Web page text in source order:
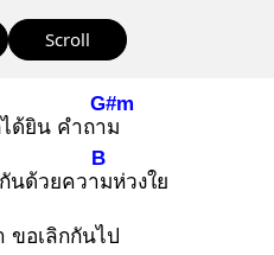
Scroll
ด้ยิน คำถาม
G#m
นด้วยความ
B
ห่วงใย
ขอเลิกกันไป